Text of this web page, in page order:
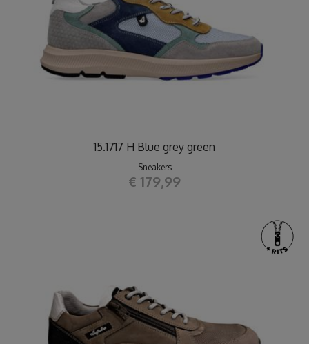
15.1717 H Blue grey green
Sneakers
€ 179,99